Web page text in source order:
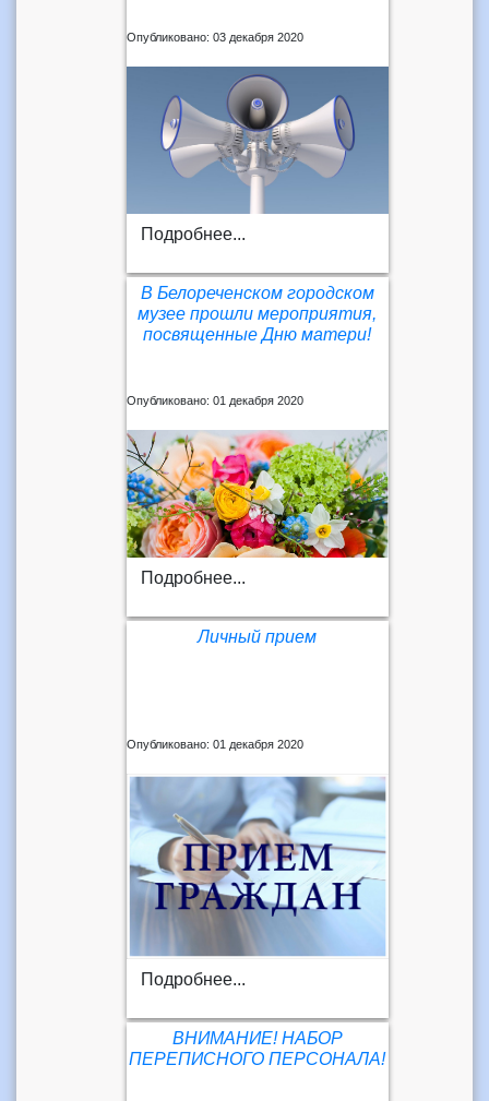
Опубликовано: 03 декабря 2020
Подробнее...
В Белореченском городском
музее прошли мероприятия,
посвященные Дню матери!
Опубликовано: 01 декабря 2020
Подробнее...
Личный прием
Опубликовано: 01 декабря 2020
Подробнее...
ВНИМАНИЕ! НАБОР
ПЕРЕПИСНОГО ПЕРСОНАЛА!